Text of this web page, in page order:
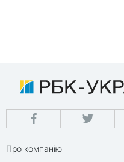
Про компанію